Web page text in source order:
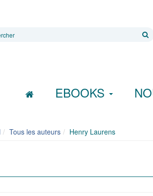
EBOOKS
Tous les auteurs Henry Laurens